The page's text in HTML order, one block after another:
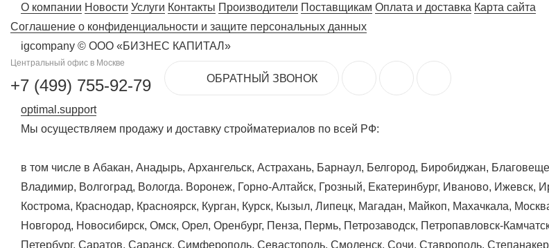
О компании Новости Услуги Контакты Производители Поставщикам Оплата и доставка Карта сайта
Соглашение о конфиденциальности и защите персональных данных
igcompany © ООО «БИЗНЕС КАПИТАЛ»
Центральный офис в Москве
+7 (499) 755-92-79 ОБРАТНЫЙ ЗВОНОК
optimal.support
Мы осуществляем продажу и доставку стройматериалов по всей РФ:
в том числе в Абакан, Анадырь, Архангельск, Астрахань, Барнаул, Белгород, Биробиджан,
Владимир, Волгоград, Вологда. Воронеж, Горно-Алтайск, Грозный, Екатеринбург, Иваново, Ижевск,
Кострома, Краснодар, Красноярск, Курган, Курск, Кызыл, Липецк, Магадан, Майкоп, Махачкала,
Новгород, Новосибирск, Омск, Орел, Оренбург, Пенза, Пермь, Петрозаводск, Петропавловск-
Петербург, Саратов, Саранск, Симферополь, Севастополь, Смоленск, Сочи, Ставрополь,